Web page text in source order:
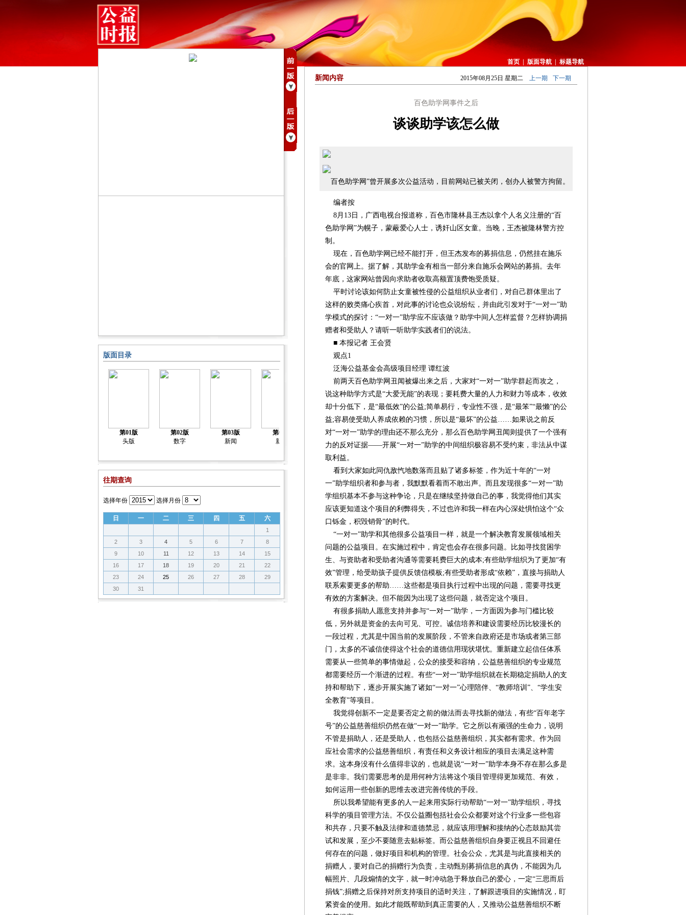
首页 版面导航 标题导航
版面目录
第01版
头版
第02版
数字
第03版
新闻
第04版
新闻
第05版
新闻
第06版
新闻
第07版
人物
第08版
封面报道
第09版
封面报道
往期查询
选择年份 选择月份
日 一 二 三 四 五 六
1
2
3 4 5 6 7
8
9
10 11 12 13 14
15
16
17 18 19 20 21
22
23
24 25 26 27 28
29
30
31
新闻内容 2015年08月25日 星期二 上一期 下一期
百色助学网事件之后
谈谈助学该怎么做
百色助学网”曾开展多次公益活动，目前网站已被关闭，创办人被警方拘留。
编者按
8月13日，广西电视台报道称，百色市隆林县王杰以拿个人名义注册的“百
色助学网”为幌子，蒙蔽爱心人士，诱奸山区女童。当晚，王杰被隆林警方控
制。
现在，百色助学网已经不能打开，但王杰发布的募捐信息，仍然挂在施乐
会的官网上。据了解，其助学金有相当一部分来自施乐会网站的募捐。去年
年底，这家网站曾因向求助者收取高额置顶费饱受质疑。
平时讨论该如何防止女童被性侵的公益组织从业者们，对自己群体里出了
这样的败类痛心疾首，对此事的讨论也众说纷纭，并由此引发对于“一对一”助
学模式的探讨：“一对一”助学应不应该做？助学中间人怎样监督？怎样协调捐
赠者和受助人？请听一听助学实践者们的说法。
■ 本报记者 王会贤
观点1
泛海公益基金会高级项目经理 谭红波
前两天百色助学网丑闻被爆出来之后，大家对“一对一”助学群起而攻之，
说这种助学方式是“大爱无能”的表现；要耗费大量的人力和财力等成本，收效
却十分低下，是“最低效”的公益;简单易行，专业性不强，是“最笨”“最懒”的公
益;容易使受助人养成依赖的习惯，所以是“最坏”的公益……如果说之前反
对“一对一”助学的理由还不那么充分，那么百色助学网丑闻则提供了一个强有
力的反对证据——开展“一对一”助学的中间组织极容易不受约束，非法从中谋
取利益。
看到大家如此同仇敌忾地数落而且贴了诸多标签，作为近十年的“一对
一”助学组织者和参与者，我默默看着而不敢出声。而且发现很多“一对一”助
学组织基本不参与这种争论，只是在继续坚持做自己的事，我觉得他们其实
应该更知道这个项目的利弊得失，不过也许和我一样在内心深处惧怕这个“众
口铄金，积毁销骨”的时代。
“一对一”助学和其他很多公益项目一样，就是一个解决教育发展领域相关
问题的公益项目。在实施过程中，肯定也会存在很多问题。比如寻找贫困学
生、与资助者和受助者沟通等需要耗费巨大的成本;有些助学组织为了更加“有
效”管理，给受助孩子提供反馈信模板;有些受助者形成“依赖”，直接与捐助人
联系索要更多的帮助……这些都是项目执行过程中出现的问题，需要寻找更
有效的方案解决。但不能因为出现了这些问题，就否定这个项目。
有很多捐助人愿意支持并参与“一对一”助学，一方面因为参与门槛比较
低，另外就是资金的去向可见、可控。诚信培养和建设需要经历比较漫长的
一段过程，尤其是中国当前的发展阶段，不管来自政府还是市场或者第三部
门，太多的不诚信使得这个社会的道德信用现状堪忧。重新建立起信任体系
需要从一些简单的事情做起，公众的接受和容纳，公益慈善组织的专业规范
都需要经历一个渐进的过程。有些“一对一”助学组织就在长期稳定捐助人的支
持和帮助下，逐步开展实施了诸如“一对一”心理陪伴、“教师培训”、“学生安
全教育”等项目。
我觉得创新不一定是要否定之前的做法而去寻找新的做法，有些“百年老字
号”的公益慈善组织仍然在做“一对一”助学。它之所以有顽强的生命力，说明
不管是捐助人，还是受助人，也包括公益慈善组织，其实都有需求。作为回
应社会需求的公益慈善组织，有责任和义务设计相应的项目去满足这种需
求。这本身没有什么值得非议的，也就是说“一对一”助学本身不存在那么多是
是非非。我们需要思考的是用何种方法将这个项目管理得更加规范、有效，
如何运用一些创新的思维去改进完善传统的手段。
所以我希望能有更多的人一起来用实际行动帮助“一对一”助学组织，寻找
科学的项目管理方法。不仅公益圈包括社会公众都要对这个行业多一些包容
和共存，只要不触及法律和道德禁忌，就应该用理解和接纳的心态鼓励其尝
试和发展，至少不要随意去贴标签。而公益慈善组织自身要正视且不回避任
何存在的问题，做好项目和机构的管理。社会公众，尤其是与此直接相关的
捐赠人，要对自己的捐赠行为负责，主动甄别募捐信息的真伪，不能因为几
幅照片、几段煽情的文字，就一时冲动急于释放自己的爱心，一定“三思而后
捐钱”;捐赠之后保持对所支持项目的适时关注，了解跟进项目的实施情况，盯
紧资金的使用。如此才能既帮助到真正需要的人，又推动公益慈善组织不断